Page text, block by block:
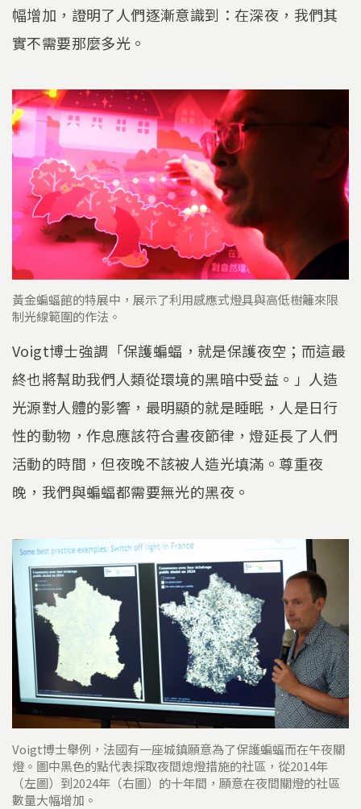
幅增加，證明了人們逐漸意識到：在深夜，我們其
實不需要那麼多光。
黃金蝙蝠館的特展中，展示了利用感應式燈具與高低樹籬來限
制光線範圍的作法。
Voigt博士強調「保護蝙蝠，就是保護夜空；而這最
終也將幫助我們人類從環境的黑暗中受益。」人造
光源對人體的影響，最明顯的就是睡眠，人是日行
性的動物，作息應該符合晝夜節律，燈延長了人們
活動的時間，但夜晚不該被人造光填滿。尊重夜
晚，我們與蝙蝠都需要無光的黑夜。
Voigt博士舉例，法國有一座城鎮願意為了保護蝙蝠而在午夜關
燈。圖中黑色的點代表採取夜間熄燈措施的社區，從2014年
（左圖）到2024年（右圖）的十年間，願意在夜間關燈的社區
數量大幅增加。